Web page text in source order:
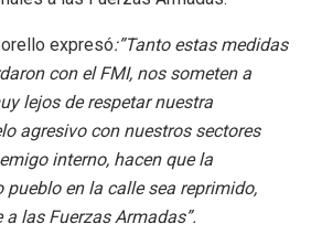
expresó:”Tanto estas medidas
con el FMI, nos someten a
lejos de respetar nuestra
agresivo con nuestros sectores
interno, hacen que la
pueblo en la calle sea reprimido,
las Fuerzas Armadas”.